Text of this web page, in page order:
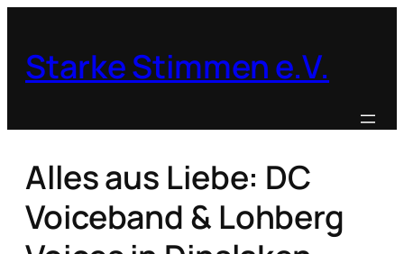
springen
Starke Stimmen e.V.
Alles aus Liebe: DC
Voiceband & Lohberg